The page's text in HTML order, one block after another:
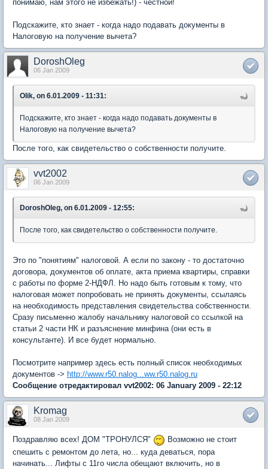
понимаю, нам этого не избежать!) - честной!
Подскажите, кто знает - когда надо подавать документы в
Налоговую на получение вычета?
DoroshOleg
06 Jan 2009
Olik, on 6.01.2009 - 11:31:
Подскажите, кто знает - когда надо подавать документы в
Налоговую на получение вычета?
После того, как свидетельство о собственности получите.
vvt2002
06 Jan 2009
DoroshOleg, on 6.01.2009 - 12:55:
После того, как свидетельство о собственности получите.
Это по "понятиям" налоговой. А если по закону - то достаточно
договора, документов об оплате, акта приема квартиры, справки
с работы по форме 2-НДФЛ. Но надо быть готовым к тому, что
налоговая может попробовать не принять документы, ссылаясь
на необходимость представления свидетельства собственности.
Сразу письменно жалобу начальнику налоговой со ссылкой на
статьи 2 части НК и разъяснение минфина (они есть в
консультанте). И все будет нормально.
Посмотрите например здесь есть полный список необходимых
документов -> http://www.r50.nalog...ww.r50.nalog.ru
Сообщение отредактировал vvt2002: 06 January 2009 - 22:12
Kromag
08 Jan 2009
Поздравляю всех! ДОМ "ТРОНУЛСЯ"
Возможно не стоит
спешить с ремонтом до лета, но... куда деваться, пора
начинать... Лифты с 11го числа обещают включить, но в